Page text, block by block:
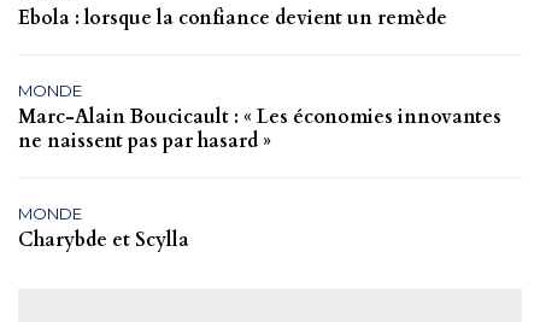
Ebola : lorsque la confiance devient un remède
MONDE
Marc-Alain Boucicault : « Les économies innovantes
ne naissent pas par hasard »
MONDE
Charybde et Scylla